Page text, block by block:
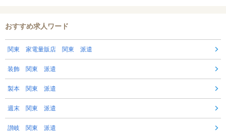
おすすめ求人ワード
関東 家電量販店 関東 派遣
装飾 関東 派遣
製本 関東 派遣
週末 関東 派遣
讃岐 関東 派遣